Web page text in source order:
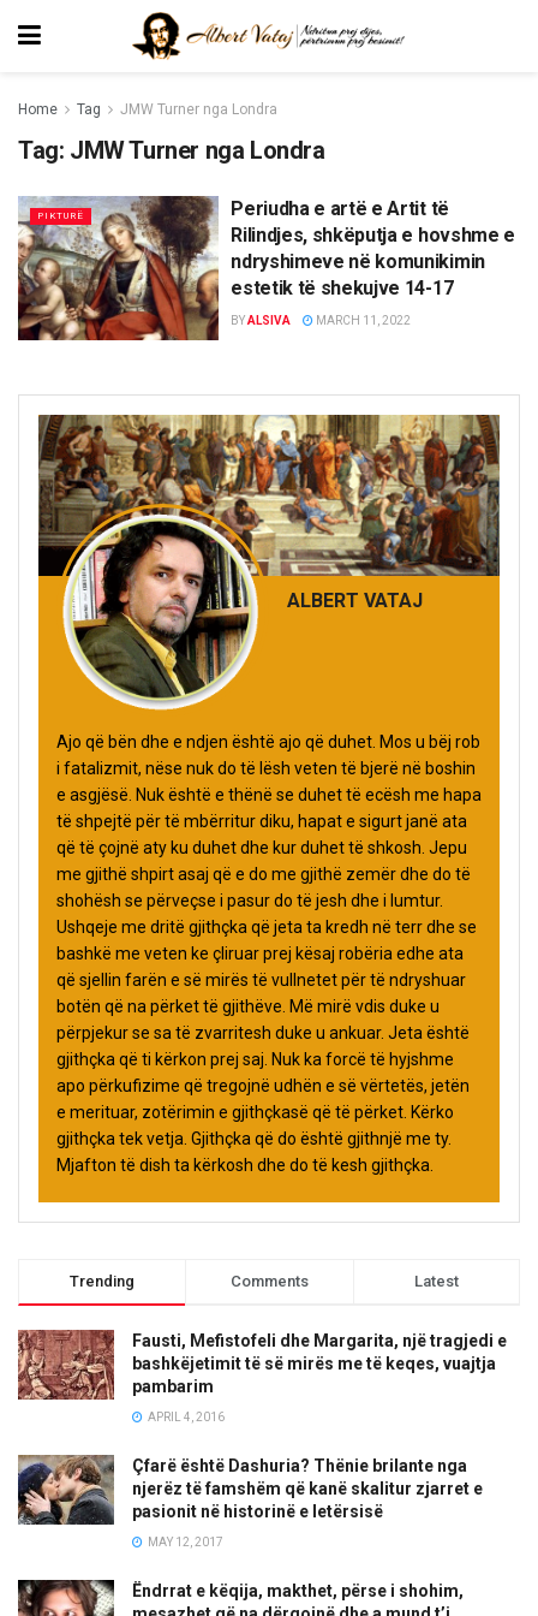
Home Tag JMW Turner nga Londra
Tag: JMW Turner nga Londra
PIKTURË
Periudha e artë e Artit të
Rilindjes, shkëputja e hovshme e
ndryshimeve në komunikimin
estetik të shekujve 14-17
BYALSIVA MARCH 11, 2022
ALBERT VATAJ
Ajo që bën dhe e ndjen është ajo që duhet. Mos u bëj rob
i fatalizmit, nëse nuk do të lësh veten të bjerë në boshin
e asgjësë. Nuk është e thënë se duhet të ecësh me hapa
të shpejtë për të mbërritur diku, hapat e sigurt janë ata
që të çojnë aty ku duhet dhe kur duhet të shkosh. Jepu
me gjithë shpirt asaj që e do me gjithë zemër dhe do të
shohësh se përveçse i pasur do të jesh dhe i lumtur.
Ushqeje me dritë gjithçka që jeta ta kredh në terr dhe se
bashkë me veten ke çliruar prej kësaj robëria edhe ata
që sjellin farën e së mirës të vullnetet për të ndryshuar
botën që na përket të gjithëve. Më mirë vdis duke u
përpjekur se sa të zvarritesh duke u ankuar. Jeta është
gjithçka që ti kërkon prej saj. Nuk ka forcë të hyjshme
apo përkufizime që tregojnë udhën e së vërtetës, jetën
e merituar, zotërimin e gjithçkasë që të përket. Kërko
gjithçka tek vetja. Gjithçka që do është gjithnjë me ty.
Mjafton të dish ta kërkosh dhe do të kesh gjithçka.
Trending Comments Latest
Fausti, Mefistofeli dhe Margarita, një tragjedi e
bashkëjetimit të së mirës me të keqes, vuajtja
pambarim
APRIL 4, 2016
Çfarë është Dashuria? Thënie brilante nga
njerëz të famshëm që kanë skalitur zjarret e
pasionit në historinë e letërsisë
MAY 12, 2017
Ëndrrat e këqija, makthet, përse i shohim,